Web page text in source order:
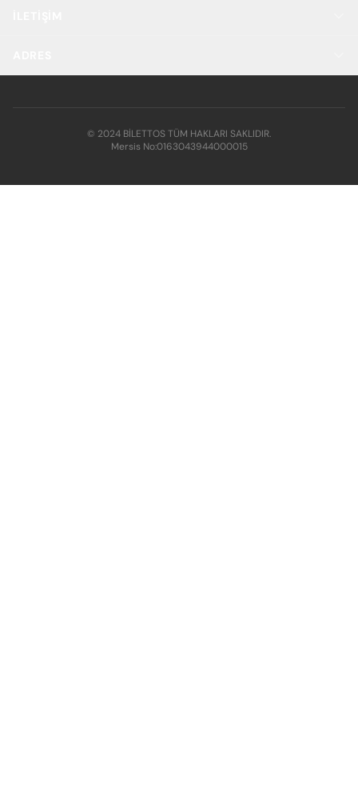
© 2024 BİLETTOS TÜM HAKLARI SAKLIDIR.
Mersis No:0163043944000015